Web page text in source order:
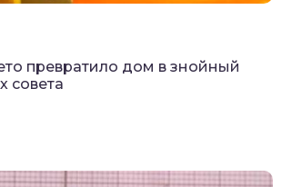
превратило дом в знойный
совета